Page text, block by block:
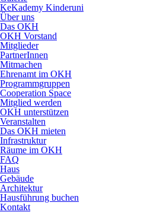
KeKademy Kinderuni
Über uns
Das OKH
OKH Vorstand
Mitglieder
PartnerInnen
Mitmachen
Ehrenamt im OKH
Programmgruppen
Cooperation Space
Mitglied werden
OKH unterstützen
Veranstalten
Das OKH mieten
Infrastruktur
Räume im OKH
FAQ
Haus
Gebäude
Architektur
Hausführung buchen
Kontakt